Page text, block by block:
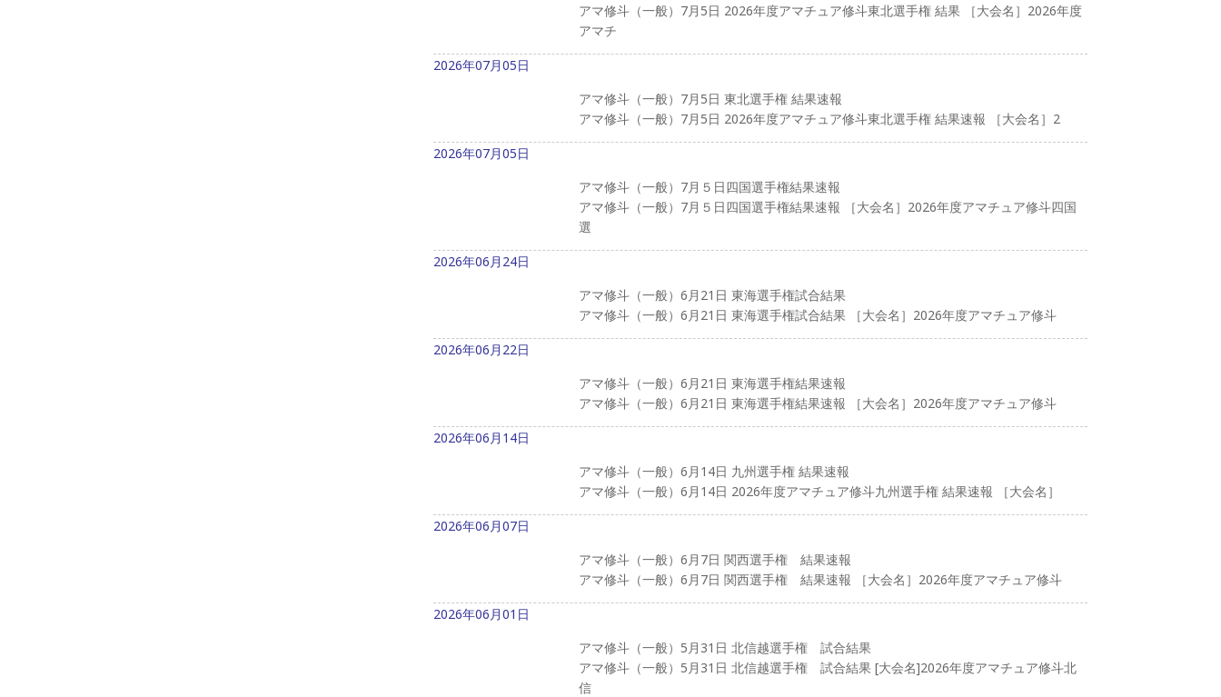
アマ修斗（一般）7月5日 2026年度アマチュア修斗東北選手権 結果 ［大会名］2026年度
アマチ
2026年07月05日
アマ修斗（一般）7月5日 東北選手権 結果速報
アマ修斗（一般）7月5日 2026年度アマチュア修斗東北選手権 結果速報 ［大会名］2
2026年07月05日
アマ修斗（一般）7月５日四国選手権結果速報
アマ修斗（一般）7月５日四国選手権結果速報 ［大会名］2026年度アマチュア修斗四国
選
2026年06月24日
アマ修斗（一般）6月21日 東海選手権試合結果
アマ修斗（一般）6月21日 東海選手権試合結果 ［大会名］2026年度アマチュア修斗
2026年06月22日
アマ修斗（一般）6月21日 東海選手権結果速報
アマ修斗（一般）6月21日 東海選手権結果速報 ［大会名］2026年度アマチュア修斗
2026年06月14日
アマ修斗（一般）6月14日 九州選手権 結果速報
アマ修斗（一般）6月14日 2026年度アマチュア修斗九州選手権 結果速報 ［大会名］
2026年06月07日
アマ修斗（一般）6月7日 関西選手権 結果速報
アマ修斗（一般）6月7日 関西選手権 結果速報 ［大会名］2026年度アマチュア修斗
2026年06月01日
アマ修斗（一般）5月31日 北信越選手権 試合結果
アマ修斗（一般）5月31日 北信越選手権 試合結果 [大会名]2026年度アマチュア修斗北
信